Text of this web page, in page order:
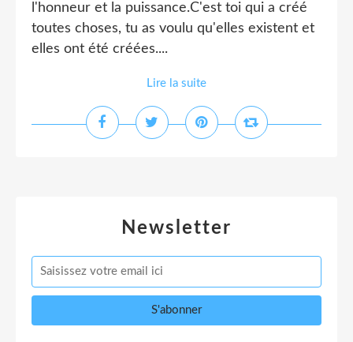
l'honneur et la puissance.C'est toi qui a créé
toutes choses, tu as voulu qu'elles existent et
elles ont été créées....
Lire la suite
Newsletter